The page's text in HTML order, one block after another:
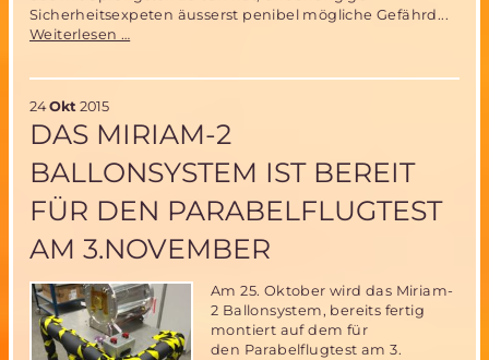
Sicherheitsexpeten äusserst penibel mögliche Gefährd...
Weiterlesen …
flight“
den
am
24 Okt 2015
DAS MIRIAM-2
BALLONSYSTEM IST BEREIT
FÜR DEN PARABELFLUGTEST
AM 3.NOVEMBER
Am 25. Oktober wird das Miriam-
2 Ballonsystem, bereits fertig
montiert auf dem für
den Parabelflugtest am 3.